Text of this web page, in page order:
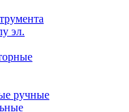
эл.
ручные